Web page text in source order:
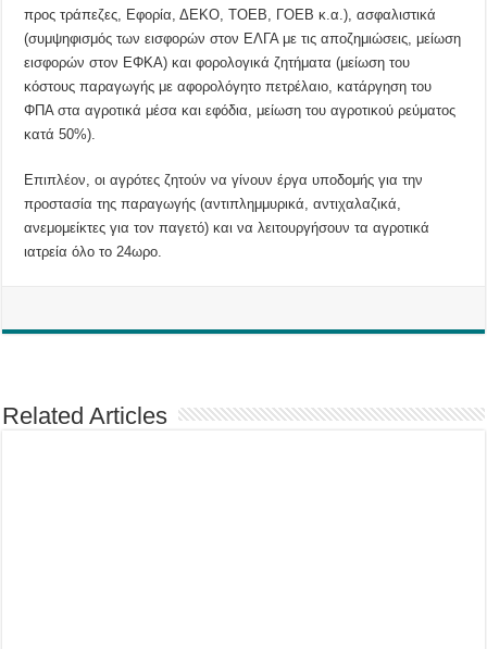
προς τράπεζες, Εφορία, ΔΕΚΟ, ΤΟΕΒ, ΓΟΕΒ κ.α.), ασφαλιστικά
(συμψηφισμός των εισφορών στον ΕΛΓΑ με τις αποζημιώσεις, μείωση
εισφορών στον ΕΦΚΑ) και φορολογικά ζητήματα (μείωση του
κόστους παραγωγής με αφορολόγητο πετρέλαιο, κατάργηση του
ΦΠΑ στα αγροτικά μέσα και εφόδια, μείωση του αγροτικού ρεύματος
κατά 50%).
Επιπλέον, οι αγρότες ζητούν να γίνουν έργα υποδομής για την
προστασία της παραγωγής (αντιπλημμυρικά, αντιχαλαζικά,
ανεμομείκτες για τον παγετό) και να λειτουργήσουν τα αγροτικά
ιατρεία όλο το 24ωρο.
Related Articles